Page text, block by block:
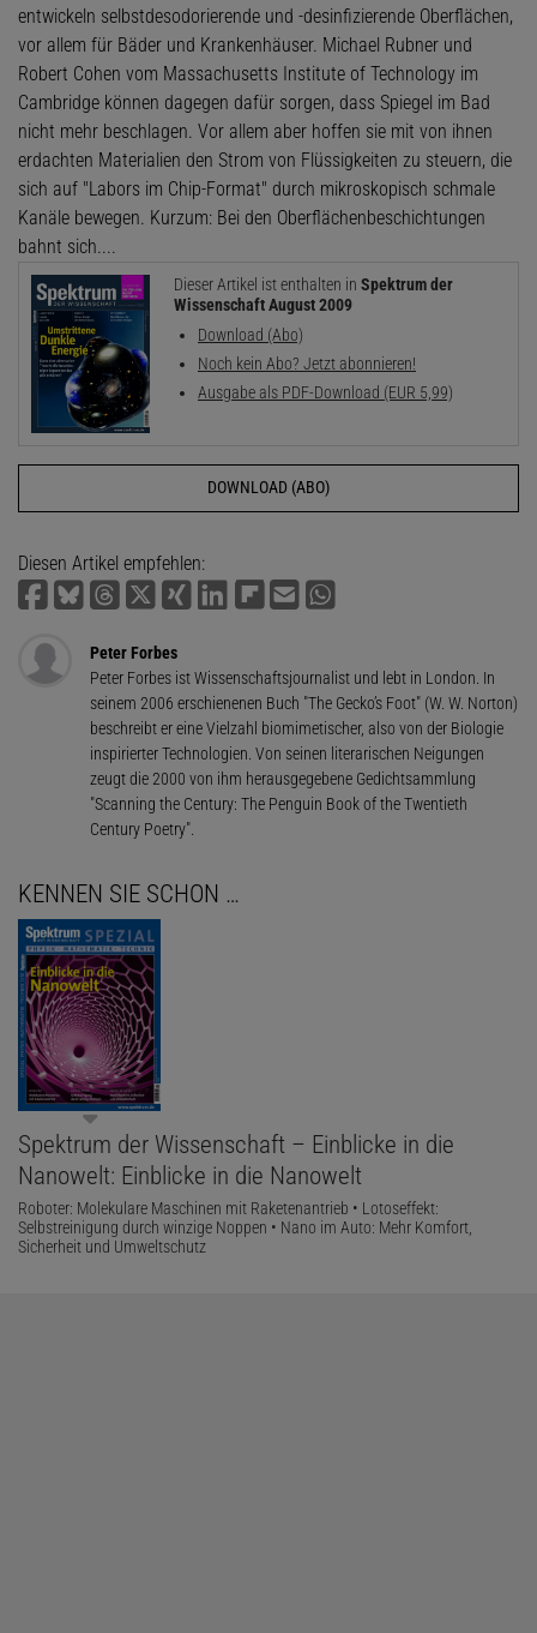
entwickeln selbstdesodorierende und -desinfizierende Oberflächen,
vor allem für Bäder und Krankenhäuser. Michael Rubner und
Robert Cohen vom Massachusetts Institute of Technology im
Cambridge können dagegen dafür sorgen, dass Spiegel im Bad
nicht mehr beschlagen. Vor allem aber hoffen sie mit von ihnen
erdachten Materialien den Strom von Flüssigkeiten zu steuern, die
sich auf "Labors im Chip-Format" durch mikroskopisch schmale
Kanäle bewegen. Kurzum: Bei den Oberflächenbeschichtungen
bahnt sich....
Dieser Artikel ist enthalten in Spektrum der
Wissenschaft August 2009
Download (Abo)
Noch kein Abo? Jetzt abonnieren!
Ausgabe als PDF-Download (EUR 5,99)
DOWNLOAD (ABO)
Diesen Artikel empfehlen:
Peter Forbes
Peter Forbes ist Wissenschaftsjournalist und lebt in London. In
seinem 2006 erschienenen Buch "The Gecko’s Foot" (W. W. Norton)
beschreibt er eine Vielzahl biomimetischer, also von der Biologie
inspirierter Technologien. Von seinen literarischen Neigungen
zeugt die 2000 von ihm herausgegebene Gedichtsammlung
"Scanning the Century: The Penguin Book of the Twentieth
Century Poetry".
KENNEN SIE SCHON …
Spektrum der Wissenschaft – Einblicke in die
Nanowelt: Einblicke in die Nanowelt
Roboter: Molekulare Maschinen mit Raketenantrieb • Lotoseffekt:
Selbstreinigung durch winzige Noppen • Nano im Auto: Mehr Komfort,
Sicherheit und Umweltschutz